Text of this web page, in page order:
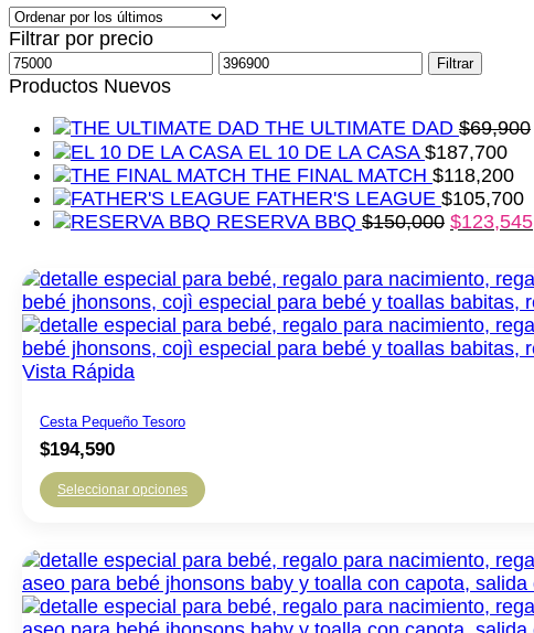
Filtrar por precio
Precio
mínimo
Precio
Filtrar
Productos Nuevos
THE ULTIMATE DAD $69,900
EL 10 DE LA CASA $187,700
THE FINAL MATCH $118,200
FATHER'S LEAGUE $105,700
RESERVA BBQ $150,000 $123,545
Vista Rápida
Cesta Pequeño Tesoro
$194,590
Seleccionar opciones